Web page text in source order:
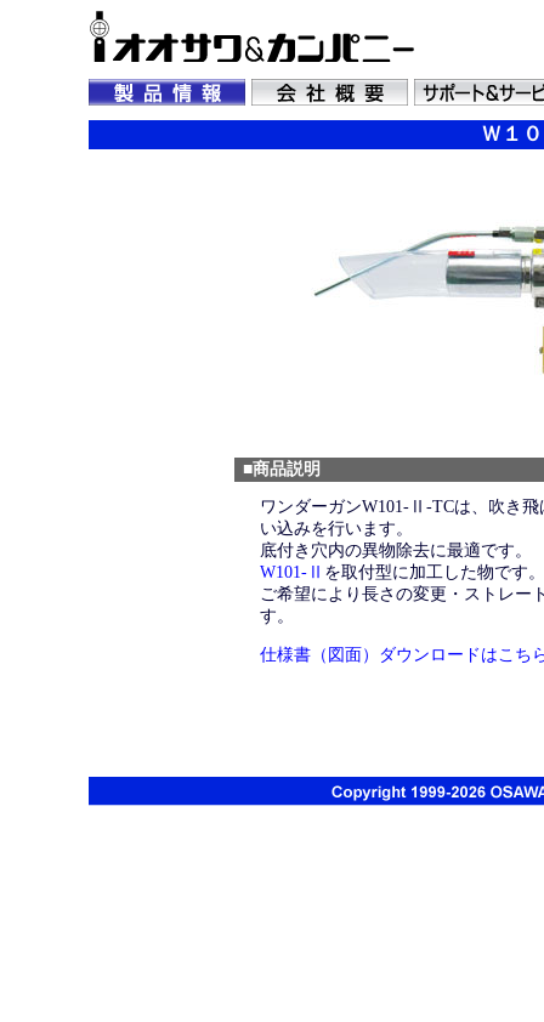
Ｗ１
■商品説明
ワンダーガンW101-Ⅱ-TCは、吹き飛
い込みを行います。
底付き穴内の異物除去に最適です。
W101-Ⅱ を取付型に加工した物です。
ご希望により長さの変更・ストレー
す。
仕様書（図面）ダウンロードはこち